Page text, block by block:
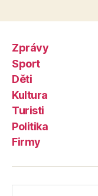
Zprávy
Sport
Děti
Kultura
Turisti
Politika
Firmy